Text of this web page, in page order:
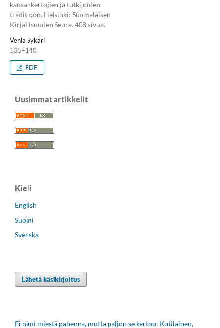
kansankertojien ja tutkijoiden
traditioon. Helsinki: Suomalaisen
Kirjallisuuden Seura. 408 sivua.
Venla Sykäri
135–140
PDF
Uusimmat artikkelit
Kieli
English
Suomi
Svenska
Lähetä käsikirjoitus
Ei nimi miestä pahenna, mutta paljon se kertoo: Kotilainen,